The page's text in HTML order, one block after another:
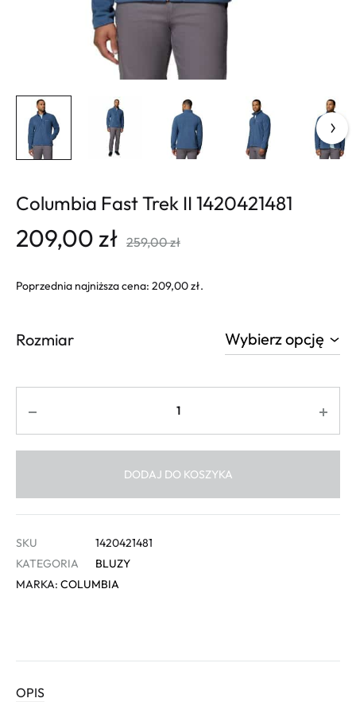
Columbia Fast Trek II 1420421481
209,00zł 259,00zł
Poprzednia najniższa cena: 209,00zł.
Rozmiar
DODAJ DO KOSZYKA
SKU
1420421481
KATEGORIA
BLUZY
MARKA: COLUMBIA
OPIS